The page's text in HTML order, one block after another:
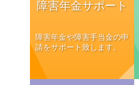
障害年金サポート
障害年金や障害手当金の申
請をサポート致します。